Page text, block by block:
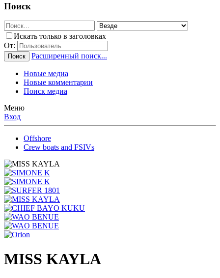
Поиск
Искать только в заголовках
От:
Поиск Расширенный поиск...
Новые медиа
Новые комментарии
Поиск медиа
Меню
Вход
Offshore
Crew boats and FSIVs
MISS KAYLA